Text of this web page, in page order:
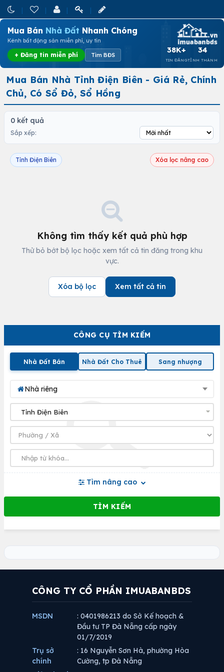
Mua Bán Nhà Đất Nhanh Chóng
Kênh bất động sản miễn phí, uy tín
+ Đăng tin miễn phí Tìm BĐS
38K+
TIN ĐĂNG
34
TỈNH THÀNH
CÔNG CỤ TÌM KIẾM
Nhà Đất Bán Nhà Đất Cho Thuê Sang nhượng
Nhà riêng
Tìm nâng cao
Mua Bán Nhà Tỉnh Điện Biên - Giá Rẻ, Chính
Chủ, Có Sổ Đỏ, Sổ Hồng
0 kết quả
Sắp xếp:
Tỉnh Điện Biên Xóa lọc nâng cao
Không tìm thấy kết quả phù hợp
Thử bỏ bớt bộ lọc hoặc xem tất cả tin đăng trong khu
vực.
Xóa bộ lọc Xem tất cả tin
CÔNG TY CỔ PHẦN IMUABANBDS
MSDN
: 0401986213 do Sở Kế hoạch &
Đầu tư TP Đà Nẵng cấp ngày
01/7/2019
Trụ sở
chính
: 16 Nguyễn Sơn Hà, phường Hòa
Cường, tp Đà Nẵng